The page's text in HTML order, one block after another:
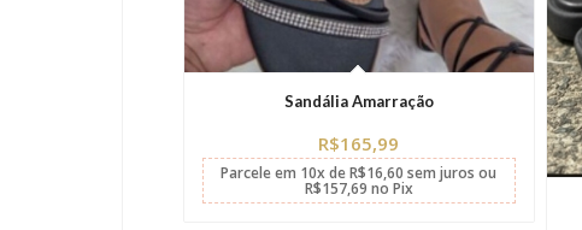
Sandália Amarração
R$165,99
Parcele em 10xdeR$16,60 sem jurosou
R$157,69 no Pix